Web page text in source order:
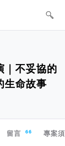
最值得信賴的群眾
｜不妥協的
生命故事
留言 66 專案